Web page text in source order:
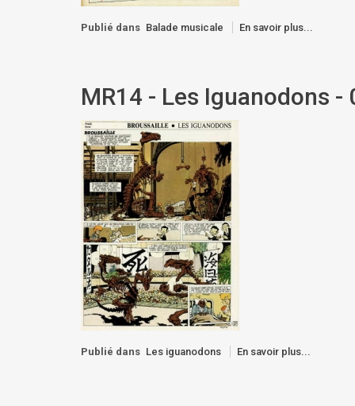
Publié dans Balade musicale En savoir plus...
MR14 - Les Iguanodons -
Publié dans Les iguanodons En savoir plus...